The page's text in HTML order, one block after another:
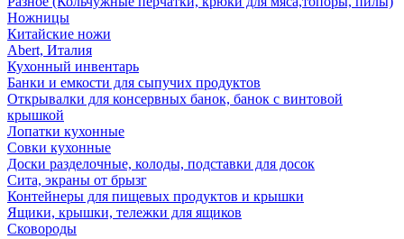
Ножницы
Китайские ножи
Abert, Италия
Кухонный инвентарь
Банки и емкости для сыпучих продуктов
Открывалки для консервных банок, банок с винтовой
крышкой
Лопатки кухонные
Совки кухонные
Доски разделочные, колоды, подставки для досок
Сита, экраны от брызг
Контейнеры для пищевых продуктов и крышки
Ящики, крышки, тележки для ящиков
Сковороды